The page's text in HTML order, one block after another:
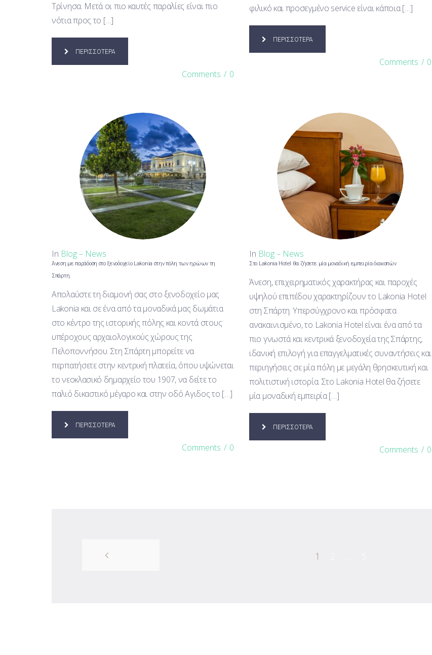
Τρίνησα. Μετά οι πιο καυτές παραλίες είναι πιο
νότια προς το […]
ΠΕΡΙΣΣΟΤΕΡΑ
Comments / 0
φιλικό και προσεγμένο service είναι κάποια […]
ΠΕΡΙΣΣΟΤΕΡΑ
Comments / 0
In Blog – News
Άνεση με παράδοση στο ξενοδοχείο Lakonia στην πόλη των ηρώων τη
Σπάρτη.
Απολαύστε τη διαμονή σας στο ξενοδοχείο μας
Lakonia και σε ένα από τα μοναδικά μας δωμάτια
στο κέντρο της ιστορικής πόλης και κοντά στους
υπέροχους αρχαιολογικούς χώρους της
Πελοποννήσου. Στη Σπάρτη μπορείτε να
περπατήσετε στην κεντρική πλατεία, όπου υψώνεται
το νεοκλασικό δημαρχείο του 1907, να δείτε το
παλιό δικαστικό μέγαρο και στην οδό Αγιδος το […]
ΠΕΡΙΣΣΟΤΕΡΑ
Comments / 0
In Blog – News
Στο Lakonia Hotel θα ζήσετε μία μοναδική εμπειρία διακοπών
Άνεση, επιχειρηματικός χαρακτήρας και παροχές
υψηλού επιπέδου χαρακτηρίζουν το Lakonia Hotel
στη Σπάρτη. Υπερσύγχρονο και πρόσφατα
ανακαινισμένο, το Lakonia Hotel είναι ένα από τα
πιο γνωστά και κεντρικά ξενοδοχεία της Σπάρτης,
ιδανική επιλογή για επαγγελματικές συναντήσεις και
περιηγήσεις σε μία πόλη με μεγάλη θρησκευτική και
πολιτιστική ιστορία. Στο Lakonia Hotel θα ζήσετε
μία μοναδική εμπειρία […]
ΠΕΡΙΣΣΟΤΕΡΑ
Comments / 0
1